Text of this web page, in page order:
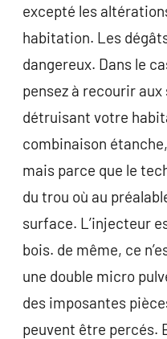
excepté les
habitation. Les
dangereux. Dans le
pensez à recourir
détruisant votre
combinaison
mais parce que le
du trou où au
surface. L’injecteur
bois. de même, ce
une double micro
des imposantes
peuvent être percés.